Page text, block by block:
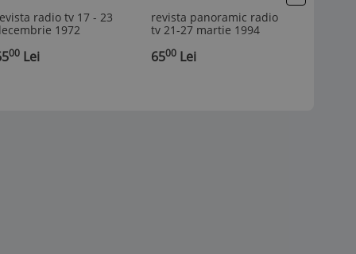
radio tv 17 - 23
1972
00Lei
revista panoramic radio
tv 21-27 martie 1994
6500Lei